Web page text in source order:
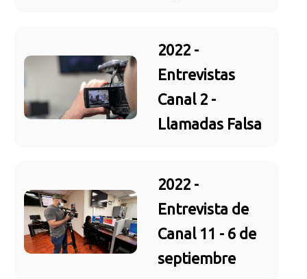
2022 -
Entrevistas
Canal 2 -
Llamadas Falsa
2022 -
Entrevista de
Canal 11 - 6 de
septiembre